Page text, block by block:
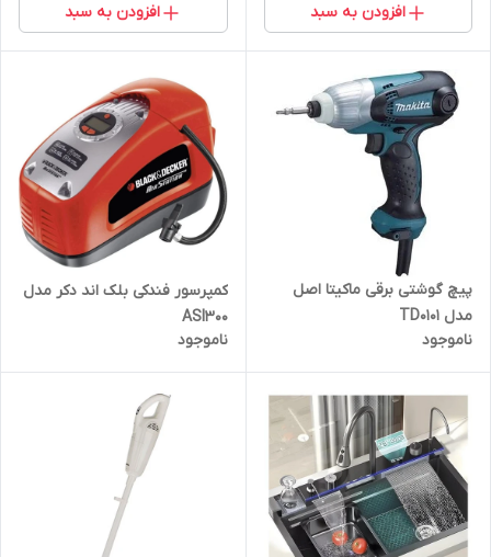
افزودن به سبد افزودن به سبد
پیچ گوشتی برقی ماکیتا اصل
مدل TD0101
ناموجود
کمپرسور فندکی بلک اند دکر مدل
ASI300
ناموجود